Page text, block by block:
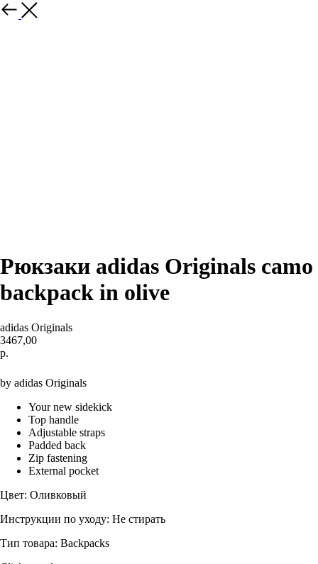
Назад
Рюкзаки adidas Originals camo
backpack in olive
adidas Originals
3467,00
р.
by adidas Originals
Your new sidekick
Top handle
Adjustable straps
Padded back
Zip fastening
External pocket
Цвет: Оливковый
Инструкции по уходу: Не стирать
Тип товара: Backpacks